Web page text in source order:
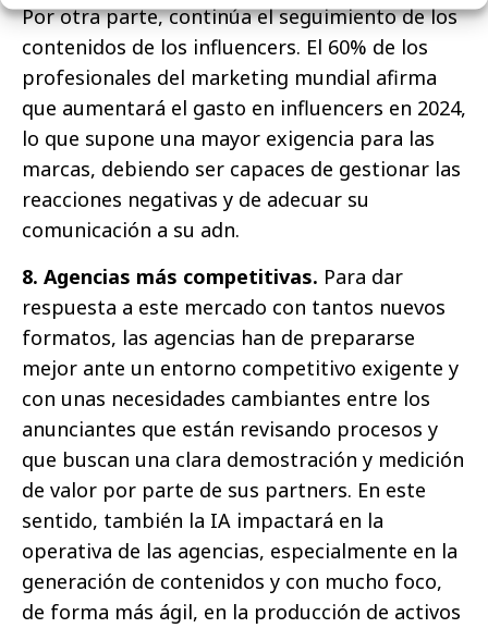
Por otra parte, continúa el seguimiento de los
contenidos de los influencers. El 60% de los
profesionales del marketing mundial afirma
que aumentará el gasto en influencers en 2024,
lo que supone una mayor exigencia para las
marcas, debiendo ser capaces de gestionar las
reacciones negativas y de adecuar su
comunicación a su adn.
8. Agencias más competitivas. Para dar
respuesta a este mercado con tantos nuevos
formatos, las agencias han de prepararse
mejor ante un entorno competitivo exigente y
con unas necesidades cambiantes entre los
anunciantes que están revisando procesos y
que buscan una clara demostración y medición
de valor por parte de sus partners. En este
sentido, también la IA impactará en la
operativa de las agencias, especialmente en la
generación de contenidos y con mucho foco,
de forma más ágil, en la producción de activos